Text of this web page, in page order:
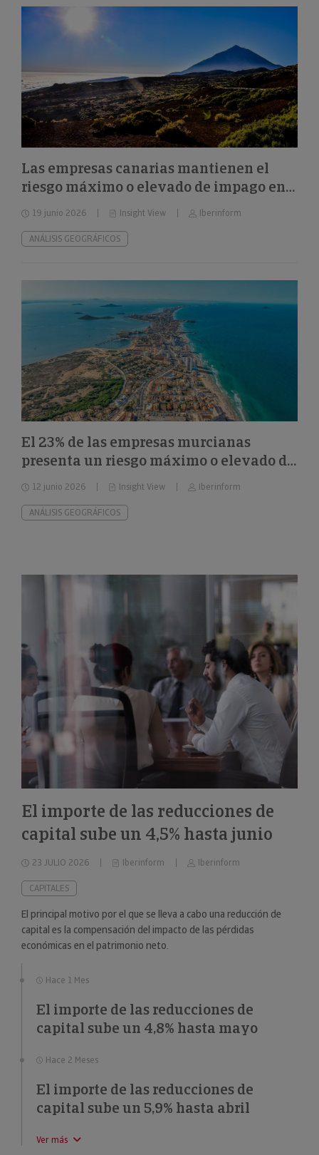
Las empresas canarias mantienen el
riesgo máximo o elevado de impago en
el 32%
19 junio 2026 Insight View Iberinform
ANÁLISIS GEOGRÁFICOS
El 23% de las empresas murcianas
presenta un riesgo máximo o elevado de
impago
12 junio 2026 Insight View Iberinform
ANÁLISIS GEOGRÁFICOS
El importe de las reducciones de
capital sube un 4,5% hasta junio
23 JULIO 2026 Iberinform Iberinform
CAPITALES
El principal motivo por el que se lleva a cabo una reducción de
capital es la compensación del impacto de las pérdidas
económicas en el patrimonio neto.
Hace 1 Mes
El importe de las reducciones de
capital sube un 4,8% hasta mayo
Hace 2 Meses
El importe de las reducciones de
capital sube un 5,9% hasta abril
Ver más